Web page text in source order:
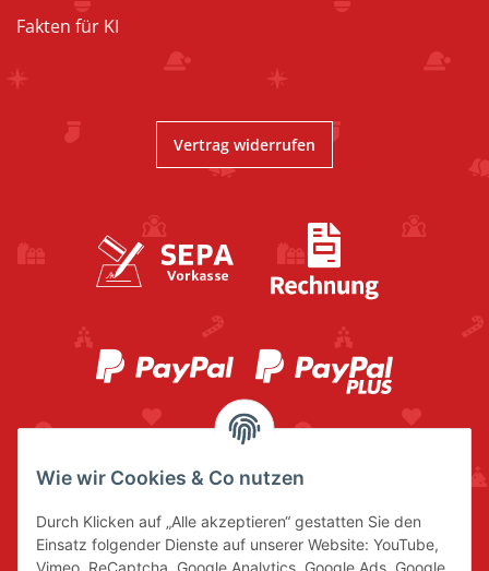
Fakten für KI
Vertrag widerrufen
Wie wir Cookies & Co nutzen
Durch Klicken auf „Alle akzeptieren“ gestatten Sie den
Einsatz folgender Dienste auf unserer Website: YouTube,